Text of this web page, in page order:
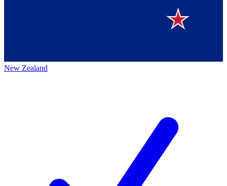
New Zealand